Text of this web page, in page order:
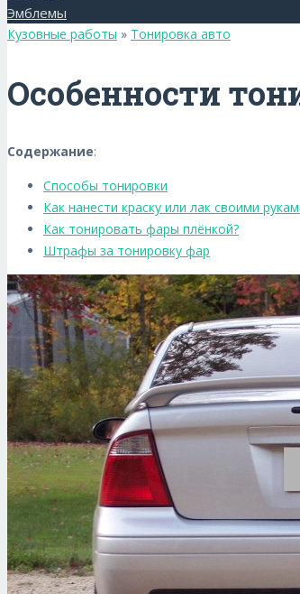
Эмблемы
Кузовные работы » Тонировка авто
Особенности
Содержание:
Способы тонировки
Как нанести краску или лак своими
Как тонировать фары плёнкой?
Штрафы за тонировку фар